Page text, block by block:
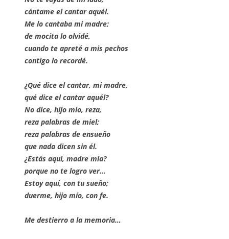
cántame el cantar aquél.
Me lo cantaba mi madre;
de mocita lo olvidé,
cuando te apreté a mis pechos
contigo lo recordé.
¿Qué dice el cantar, mi madre,
qué dice el cantar aquél?
No dice, hijo mío, reza,
reza palabras de miel;
reza palabras de ensueño
que nada dicen sin él.
¿Estás aquí, madre mía?
porque no te logro ver…
Estoy aquí, con tu sueño;
duerme, hijo mío, con fe.
Me destierro a la memoria…